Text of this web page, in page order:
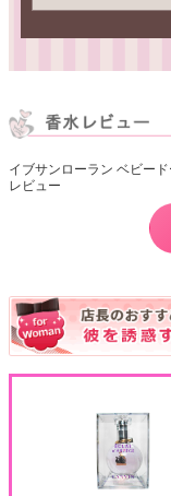
イブサンローラン ベビー
レビュー